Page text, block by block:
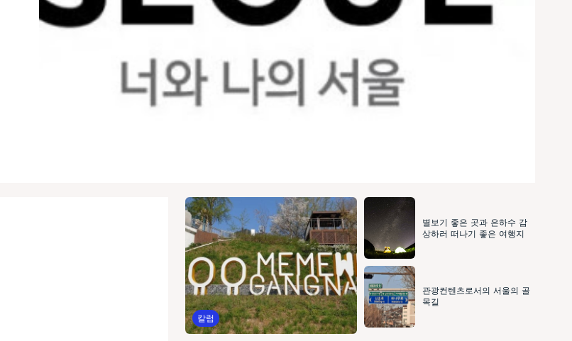
칼럼
별보기 좋은 곳과 은하수 감
상하러 떠나기 좋은 여행지
관광컨텐츠로서의 서울의 골
목길